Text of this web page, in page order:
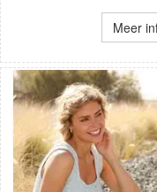
Meer